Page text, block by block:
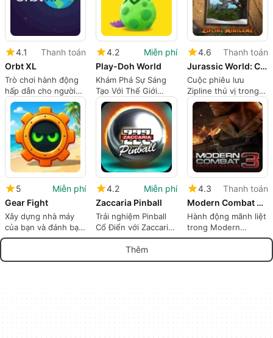
4.1
Thanh toán
Orbt XL
Trò chơi hành động
hấp dẫn cho người
dùng iPhone
4.2
Miễn phí
Play-Doh World
Khám Phá Sự Sáng
Tạo Với Thế Giới
Play-Doh
4.6
Thanh toán
Jurassic World: Camp Cretaceous - Zipline Minigame
Cuộc phiêu lưu
Zipline thú vị trong
Thế giới Khủng long
5
Miễn phí
Gear Fight
Xây dựng nhà máy
của bạn và đánh bại
kẻ thù trong Gear
4.2
Miễn phí
Zaccaria Pinball
Trải nghiệm Pinball
Cổ Điển với Zaccaria
Pinball
4.3
Thanh toán
Modern Combat 3: Fallen Nation
Hành động mãnh liệt
trong Modern
Combat 3: Fallen
Thêm